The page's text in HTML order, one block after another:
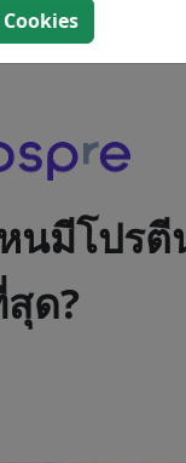
นมีโปร
ด?